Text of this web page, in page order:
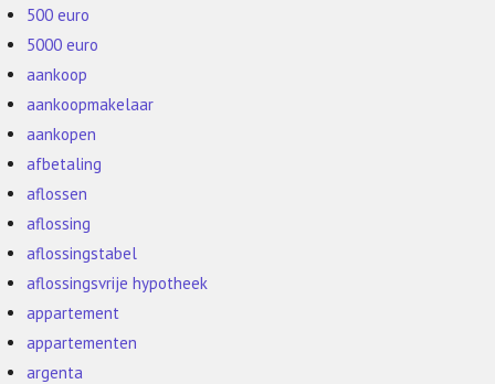
500 euro
5000 euro
aankoop
aankoopmakelaar
aankopen
afbetaling
aflossen
aflossing
aflossingstabel
aflossingsvrije hypotheek
appartement
appartementen
argenta